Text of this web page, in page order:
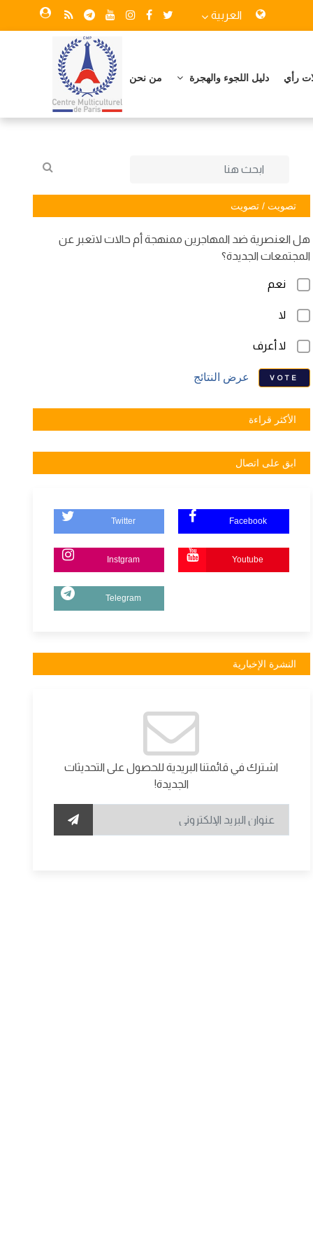
العربية
رأي دليل اللجوء والهجرة من نحن
تصويت / تصويت
هل العنصرية ضد المهاجرين ممنهجة أم حالات لاتعبر عن
المجتمعات الجديدة؟
نعم
لا
لا أعرف
VOTE عرض النتائج
الأكثر قراءة
ابق على اتصال
Twitter Facebook
Instgram Youtube
Telegram
النشرة الإخبارية
اشترك في قائمتنا البريدية للحصول على التحديثات
الجديدة!